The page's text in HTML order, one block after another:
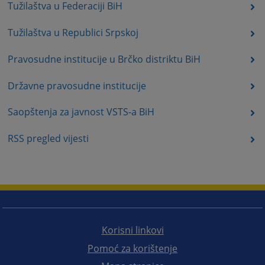
Tužilaštva u Federaciji BiH
Tužilaštva u Republici Srpskoj
Pravosudne institucije u Brčko distriktu BiH
Državne pravosudne institucije
Saopštenja za javnost VSTS-a BiH
RSS pregled vijesti
Korisni linkovi
Pomoć za korištenje